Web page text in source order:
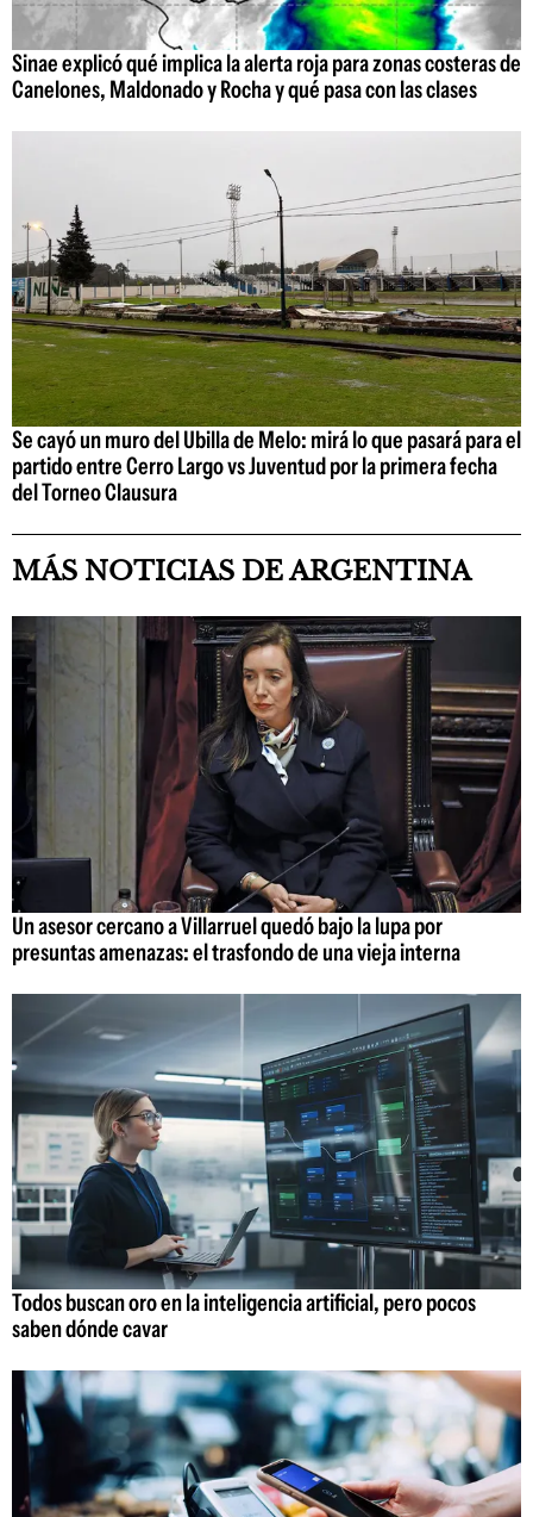
Sinae explicó qué implica la alerta roja para zonas costeras de
Canelones, Maldonado y Rocha y qué pasa con las clases
Se cayó un muro del Ubilla de Melo: mirá lo que pasará para el
partido entre Cerro Largo vs Juventud por la primera fecha
del Torneo Clausura
MÁS NOTICIAS DE ARGENTINA
Un asesor cercano a Villarruel quedó bajo la lupa por
presuntas amenazas: el trasfondo de una vieja interna
Todos buscan oro en la inteligencia artificial, pero pocos
saben dónde cavar